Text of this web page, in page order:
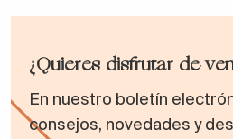
¿Quieres disfrutar de
En nuestro boletín
consejos, novedades y